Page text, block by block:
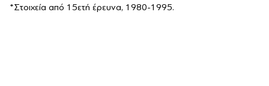
*Στοιχεία από 15ετή έρευνα, 1980-1995.